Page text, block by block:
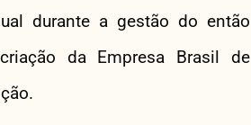
durante a gestão do então
da Empresa Brasil de